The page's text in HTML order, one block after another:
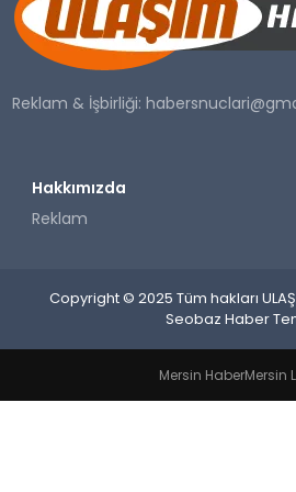
SAĞLIK
YAŞAM
Reklam & İşbirliği:
Hakkımızda
Reklam
Copyright © 2025 Tüm hakları
Seobaz Haber
Mersin HaberMersin